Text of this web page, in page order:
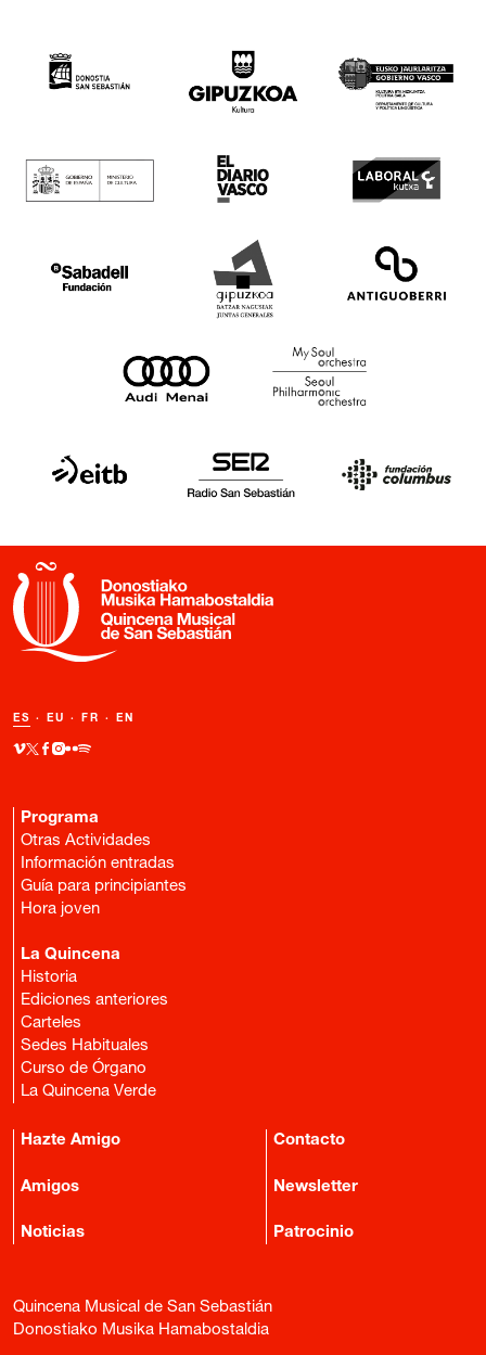
ES · EU · FR · EN
Programa
Otras Actividades
Información entradas
Guía para principiantes
Hora joven
La Quincena
Historia
Ediciones anteriores
Carteles
Sedes Habituales
Curso de Órgano
La Quincena Verde
Hazte Amigo
Amigos
Noticias
Contacto
Newsletter
Patrocinio
Quincena Musical de San Sebastián
Donostiako Musika Hamabostaldia